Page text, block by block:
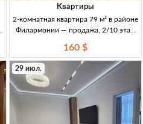
Квартиры
2-комнатная квартира 79 м² в районе
Филармонии — продажа, 2/10 этаж
комфортная локация, шаговая
доступность, продажа
160 $
29 июл.